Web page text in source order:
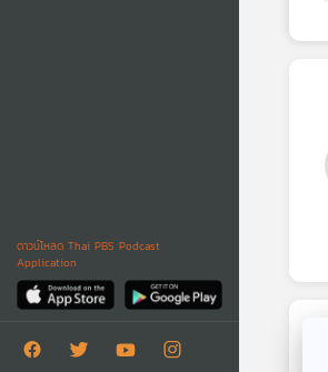
ดาวน์โหลด Thai PBS Podcast
Application